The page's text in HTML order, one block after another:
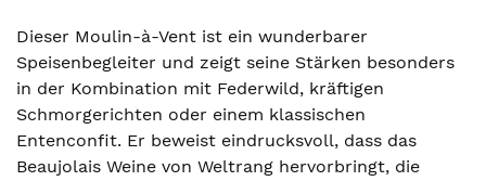
Dieser Moulin-à-Vent ist ein wunderbarer
Speisenbegleiter und zeigt seine Stärken besonders
in der Kombination mit Federwild, kräftigen
Schmorgerichten oder einem klassischen
Entenconfit. Er beweist eindrucksvoll, dass das
Beaujolais Weine von Weltrang hervorbringt, die